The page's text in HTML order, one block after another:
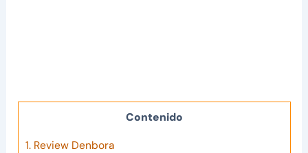
Contenido
1.Review Denbora